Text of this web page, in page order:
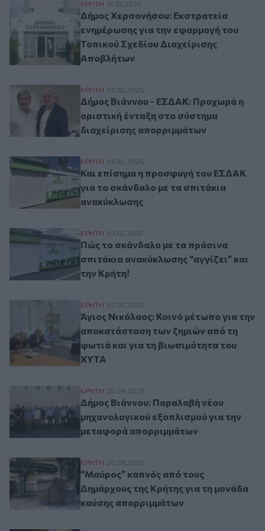
Δήμος Χερσονήσου: Εκστρατεία
ΚΡΗΤΗ 15.10.2025
Δήμος Χερσονήσου: Εκστρατεία
ενημέρωσης για την εφαρμογή του
Τοπικού Σχεδίου Διαχείρισης
Αποβλήτων
Δήμος Βιάννου - ΕΣΔΑΚ: Προχωρά η
ΚΡΗΤΗ 06.10.2025
Δήμος Βιάννου - ΕΣΔΑΚ: Προχωρά η
οριστική ένταξη στο σύστημα
διαχείρισης απορριμμάτων
Και επίσημα η προσφυγή του ΕΣΔΑΚ για
ΚΡΗΤΗ 06.10.2025
Και επίσημα η προσφυγή του ΕΣΔΑΚ
για το σκάνδαλο με τα σπιτάκια
ανακύκλωσης
Πώς το σκάνδαλο με τα πράσινα σπιτάκια
ΚΡΗΤΗ 03.10.2025
Πώς το σκάνδαλο με τα πράσινα
σπιτάκια ανακύκλωσης “αγγίζει” και
την Κρήτη!
Άγιος Νικόλαος: Κοινό μέτωπο για την
ΚΡΗΤΗ 02.10.2025
Άγιος Νικόλαος: Κοινό μέτωπο για την
αποκατάσταση των ζημιών από τη
φωτιά και για τη βιωσιμότητα του
ΧΥΤΑ
Δήμος Βιάννου: Παραλαβή νέου
ΚΡΗΤΗ 25.09.2025
Δήμος Βιάννου: Παραλαβή νέου
μηχανολογικού εξοπλισμού για την
μεταφορά απορριμμάτων
“Μαύρος” καπνός από τους Δημάρχους
ΚΡΗΤΗ 26.08.2025
“Μαύρος” καπνός από τους
Δημάρχους της Κρήτης για τη μονάδα
καύσης απορριμμάτων